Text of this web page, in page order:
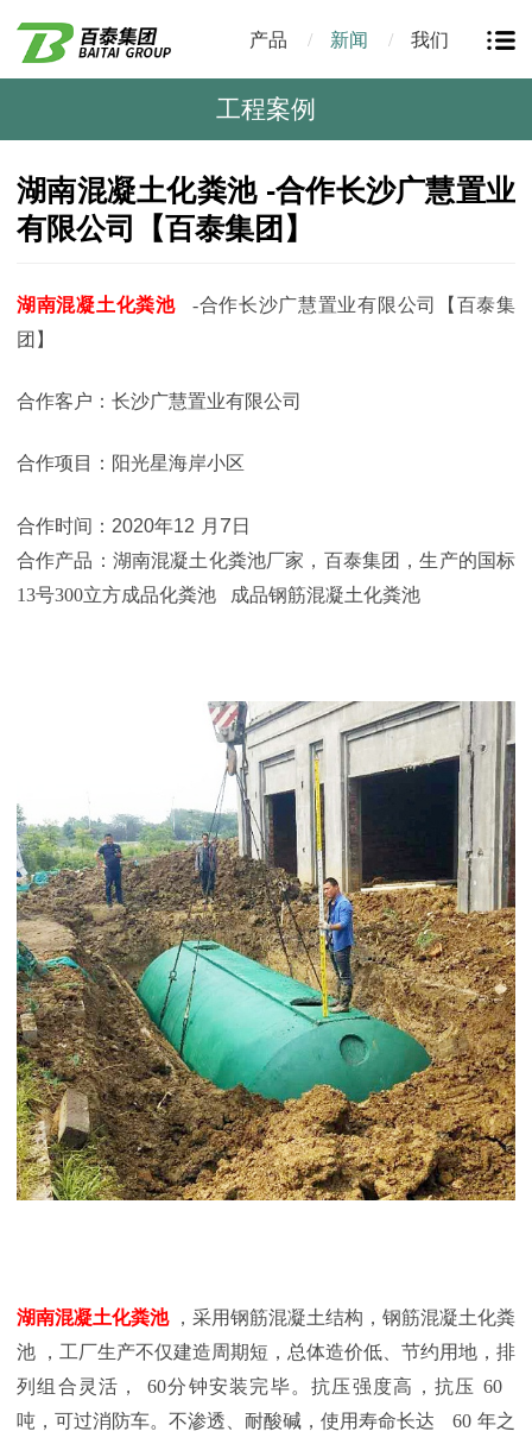
产品 新闻 我们
工程案例
湖南混凝土化粪池 -合作长沙广慧置业
有限公司【百泰集团】
湖南混凝土化粪池 -合作长沙广慧置业有限公司
【百泰集
团】
合作客户：长沙广慧置业有限公司
合作项目： 阳光星海岸小区
合作时间：2020年12 月 7 日
合作产品：湖南混凝土化粪池厂家，百泰集团，生产的国标
13号300立方成品化粪池 成品钢筋混凝土化粪池
湖南混凝土化粪池
，采用钢筋混凝土结构，钢筋混凝土化粪
池 ，工厂生产不仅建造周期短，总体造价低、节约用地，排
列组合灵活，
60分钟安装完毕。抗压强度高，抗压 60
吨，可过消防车。不渗透、耐酸碱，使用寿命长达
60 年之